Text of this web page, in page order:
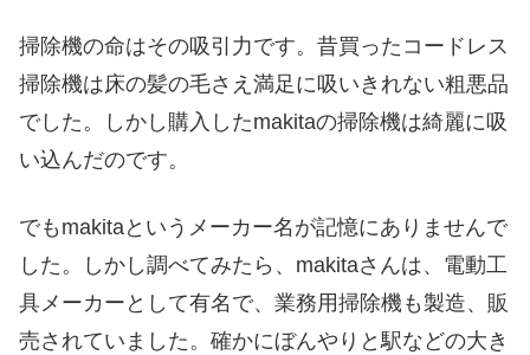
掃除機の命はその吸引力です。昔買ったコードレス
掃除機は床の髪の毛さえ満足に吸いきれない粗悪品
でした。しかし購入したmakitaの掃除機は綺麗に吸
い込んだのです。
でもmakitaというメーカー名が記憶にありませんで
した。しかし調べてみたら、makitaさんは、電動工
具メーカーとして有名で、業務用掃除機も製造、販
売されていました。確かにぼんやりと駅などの大き